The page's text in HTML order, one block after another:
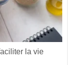
la vie